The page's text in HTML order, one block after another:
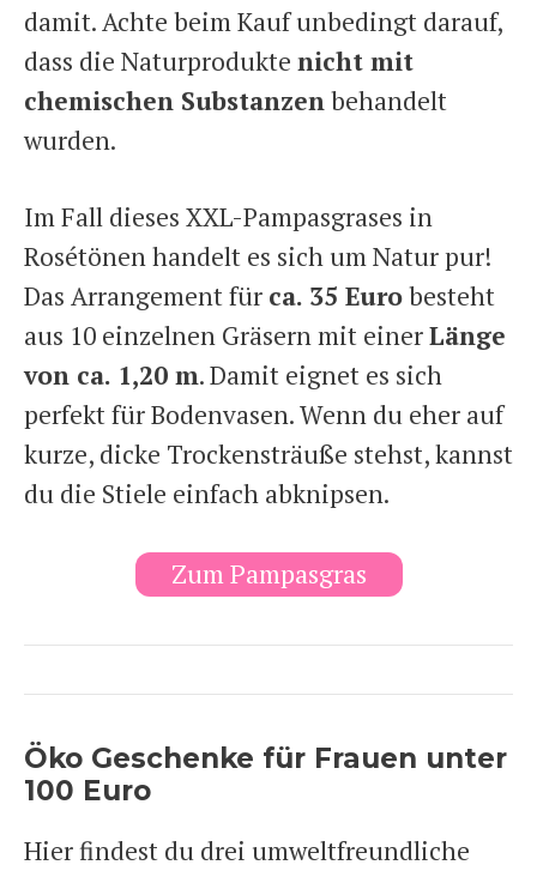
damit. Achte beim Kauf unbedingt darauf,
dass die Naturprodukte nicht mit
chemischen Substanzenbehandelt
wurden.
Im Fall dieses XXL-Pampasgrases in
Rosétönen handelt es sich um Natur pur!
Das Arrangement für ca. 35 Eurobesteht
aus 10 einzelnen Gräsern mit einerLänge
von ca. 1,20 m. Damit eignet es sich
perfekt für Bodenvasen. Wenn du eher auf
kurze, dicke Trockensträuße stehst, kannst
du die Stiele einfach abknipsen.
Zum Pampasgras
Öko Geschenke für Frauen unter
100 Euro
Hier findest du drei umweltfreundliche